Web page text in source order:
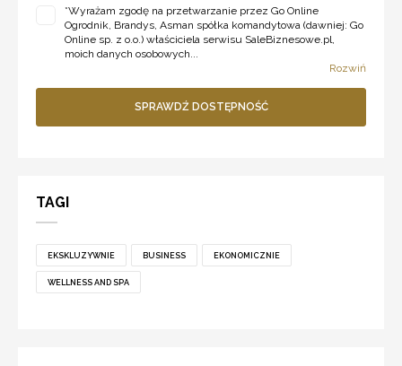
*Wyrażam zgodę na przetwarzanie przez Go Online
Ogrodnik, Brandys, Asman spółka komandytowa (dawniej: Go
Online sp. z o.o.) właściciela serwisu SaleBiznesowe.pl,
moich danych osobowych...
Rozwiń
SPRAWDŹ DOSTĘPNOŚĆ
TAGI
EKSKLUZYWNIE BUSINESS EKONOMICZNIE
WELLNESS AND SPA